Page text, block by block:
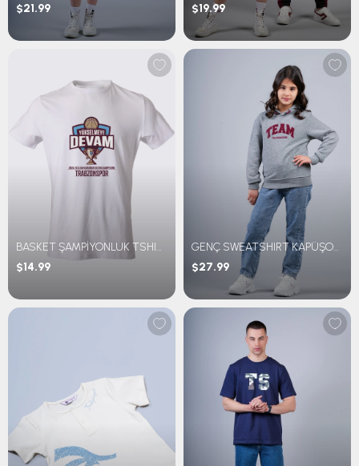
$21.99
$19.99
BASKET ŞAMPİYONLUK TSHIRT
$14.99
GENÇ SWEATSHIRT KAPÜŞONLU TEAM NAKIŞLI
$27.99